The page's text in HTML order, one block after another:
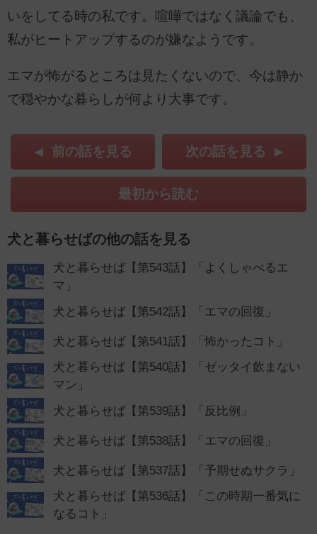
いをしてる時の私です。喧嘩ではなく議論でも、
私がヒートアップするのが嫌なようです。
エマが怖がるところは見たくないので、今は静か
で穏やかな暮らしが何より大事です。
前の話を見る 次の話を見る
最初から読む
犬と暮らせばの他の話を見る
犬と暮らせば【第543話】「よくしゃべるエ
マ」
犬と暮らせば【第542話】「エマの回復」
犬と暮らせば【第541話】「怖かったコト」
犬と暮らせば【第540話】「ゼッタイ飲まない
マン」
犬と暮らせば【第539話】「反比例」
犬と暮らせば【第538話】「エマの回復」
犬と暮らせば【第537話】「予期せぬサクラ」
犬と暮らせば【第536話】「この時期一番気に
なるコト」